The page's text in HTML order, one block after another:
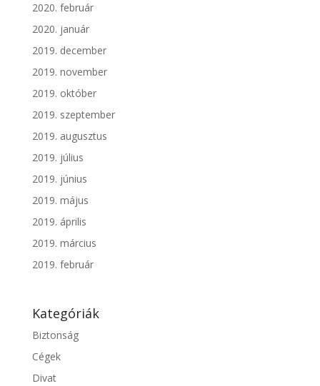
2020. február
2020. január
2019. december
2019. november
2019. október
2019. szeptember
2019. augusztus
2019. július
2019. június
2019. május
2019. április
2019. március
2019. február
Kategóriák
Biztonság
Cégek
Divat